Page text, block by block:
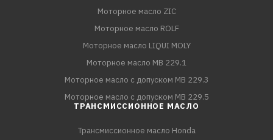
Моторное масло ZIC
Моторное масло ROLF
Моторное масло LIQUI MOLY
Моторное масло MB 229.1
Моторное масло с допуском MB 229.3
Моторное масло с допуском MB 229.5
ТРАНСМИССИОННОЕ МАСЛО
Трансмиссионное масло Honda